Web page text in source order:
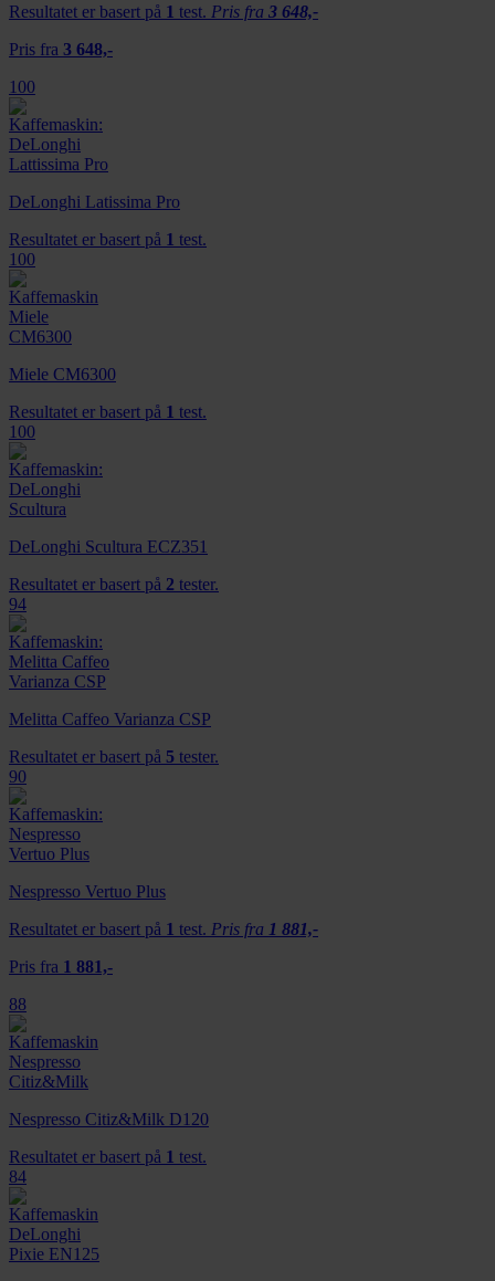
Resultatet er basert på 1 test. Pris fra 3 648,-
Pris fra 3 648,-
100
DeLonghi Latissima Pro
Resultatet er basert på 1 test.
100
Miele CM6300
Resultatet er basert på 1 test.
100
DeLonghi Scultura ECZ351
Resultatet er basert på 2 tester.
94
Melitta Caffeo Varianza CSP
Resultatet er basert på 5 tester.
90
Nespresso Vertuo Plus
Resultatet er basert på 1 test. Pris fra 1 881,-
Pris fra 1 881,-
88
Nespresso Citiz&Milk D120
Resultatet er basert på 1 test.
84